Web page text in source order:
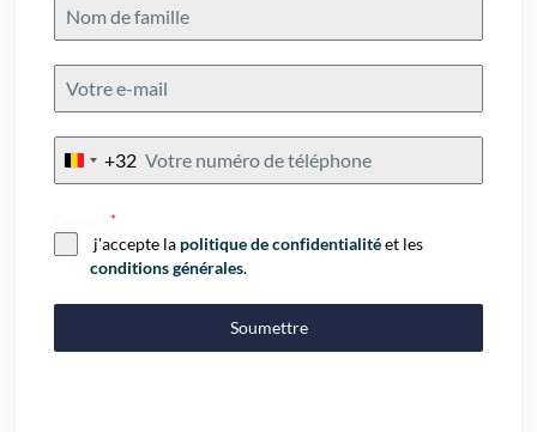
Belgium
+32
Consent*
j'accepte la politique de confidentialitéet les
conditions générales.
Soumettre